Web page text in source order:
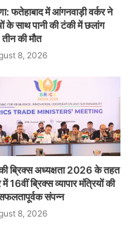
फतेहाबाद में आंगनवाड़ी वर्कर ने
के साथ पानी की टंकी में छलांग
की मौत
8, 2026
ब्रिक्‍स अध्यक्षता 2026 के तहत
16वीं ब्रिक्‍स व्यापार मंत्रियों की
संपन्न
8, 2026